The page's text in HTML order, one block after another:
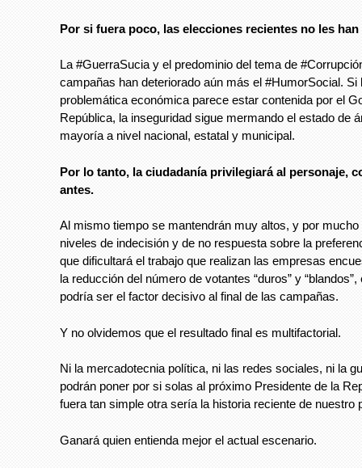
Por si fuera poco, las elecciones recientes no les han
La #GuerraSucia y el predominio del tema de
campañas han deteriorado aún más el #HumorSocial. Si
problemática económica parece estar contenida por el
República, la inseguridad sigue mermando el estado de
mayoría a nivel nacional, estatal y municipal.
Por lo tanto, la ciudadanía privilegiará al personaje,
antes.
Al mismo tiempo se mantendrán muy altos, y por mucho
niveles de indecisión y de no respuesta sobre la
que dificultará el trabajo que realizan las empresas
la reducción del número de votantes “duros” y “blandos”,
podría ser el factor decisivo al final de las campañas.
Y no olvidemos que el resultado final es multifactorial.
Ni la mercadotecnia política, ni las redes sociales, ni la
podrán poner por si solas al próximo Presidente de la
fuera tan simple otra sería la historia reciente de nuestro
Ganará quien entienda mejor el actual escenario.